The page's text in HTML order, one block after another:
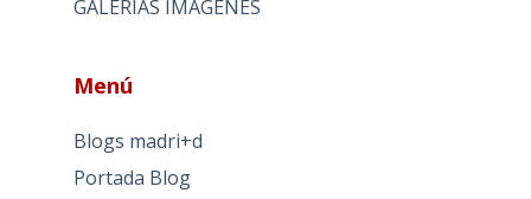
GALERIAS IMAGENES
Menú
Blogs madri+d
Portada Blog